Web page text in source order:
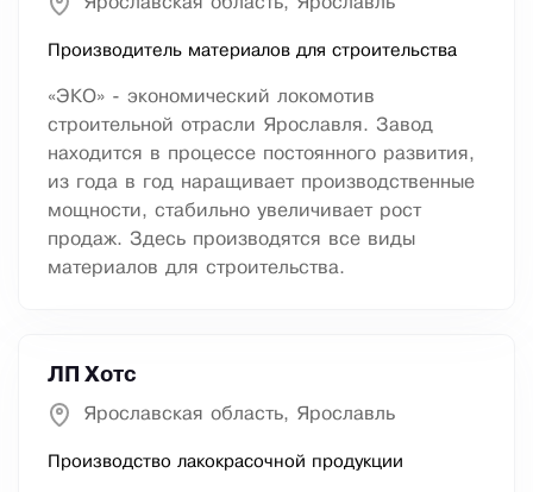
Производитель материалов для строительства
«ЭКО» - экономический локомотив
строительной отрасли Ярославля. Завод
находится в процессе постоянного развития,
из года в год наращивает производственные
мощности, стабильно увеличивает рост
продаж. Здесь производятся все виды
материалов для строительства.
ЛП Хотс
Ярославская область, Ярославль
Производство лакокрасочной продукции